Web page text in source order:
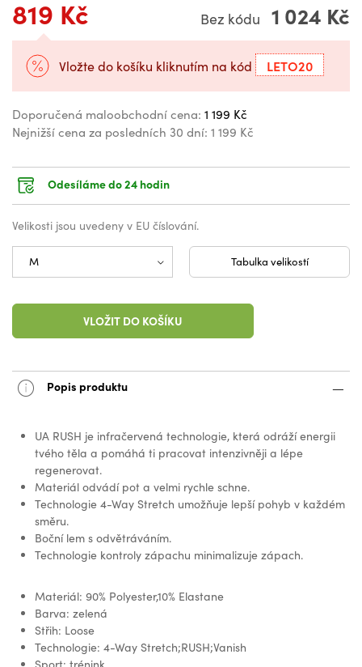
819 Kč Bez kódu 1 024 Kč
Vložte do košíku kliknutím na kód LETO20
Doporučená maloobchodní cena: 1 199 Kč
Nejnižší cena za posledních 30 dní: 1 199 Kč
Odesíláme do 24 hodin
Velikosti jsou uvedeny v EU číslování.
Tabulka velikostí
VLOŽIT DO KOŠÍKU
Popis produktu
UA RUSH je infračervená technologie, která odráží energii
tvého těla a pomáhá ti pracovat intenzivněji a lépe
regenerovat.
Materiál odvádí pot a velmi rychle schne.
Technologie 4-Way Stretch umožňuje lepší pohyb v každém
směru.
Boční lem s odvětráváním.
Technologie kontroly zápachu minimalizuje zápach.
Materiál: 90% Polyester,10% Elastane
Barva: zelená
Střih: Loose
Technologie: 4-Way Stretch;RUSH;Vanish